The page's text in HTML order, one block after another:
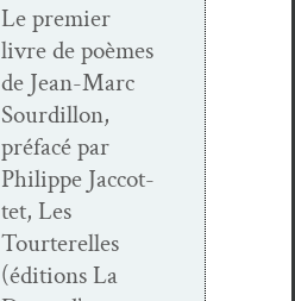
Le pre­mier
livre de poèmes
de Jean-Marc
Sour­dil­lon,
pré­facé par
Philippe Jac­cot­
tet, Les
Tourterelles
(édi­tions La